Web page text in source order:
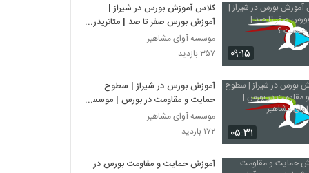
۰۹:۱۵
کلاس آموزش بورس در شیراز |
آموزش بورس صفر تا صد | متاتریدر
چیست ؟
موسسه آوای مشاهیر
۳۵۷ بازدید
۰۵:۳۱
آموزش بورس در شیراز | سطوح
حمایت و مقاومت در بورس | موسسه
آوای مشاهیر
موسسه آوای مشاهیر
۱۷۲ بازدید
آموزش حمایت و مقاومت بورس در